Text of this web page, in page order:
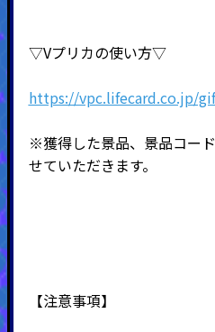
▽Vプリカの使い方▽
https://vpc.lifecard.co.jp/
※獲得した景品、景品コー
せていただきます。
【注意事項】